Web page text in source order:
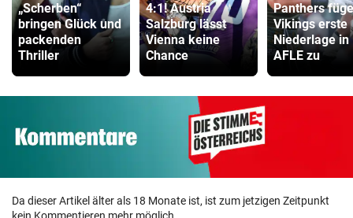
„Scherben“
bringen Glück und
packenden
Thriller
4:1! Austria
Salzburg lässt
Vienna keine
Chance
Panthers
Vikings erste
Niederlage in
AFLE zu
Da dieser Artikel älter als 18 Monate ist, ist zum jetzigen Zeitpunkt
kein Kommentieren mehr möglich.